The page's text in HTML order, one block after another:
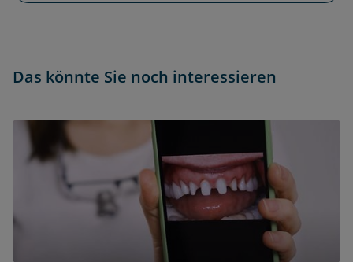
Das könnte Sie noch interessieren